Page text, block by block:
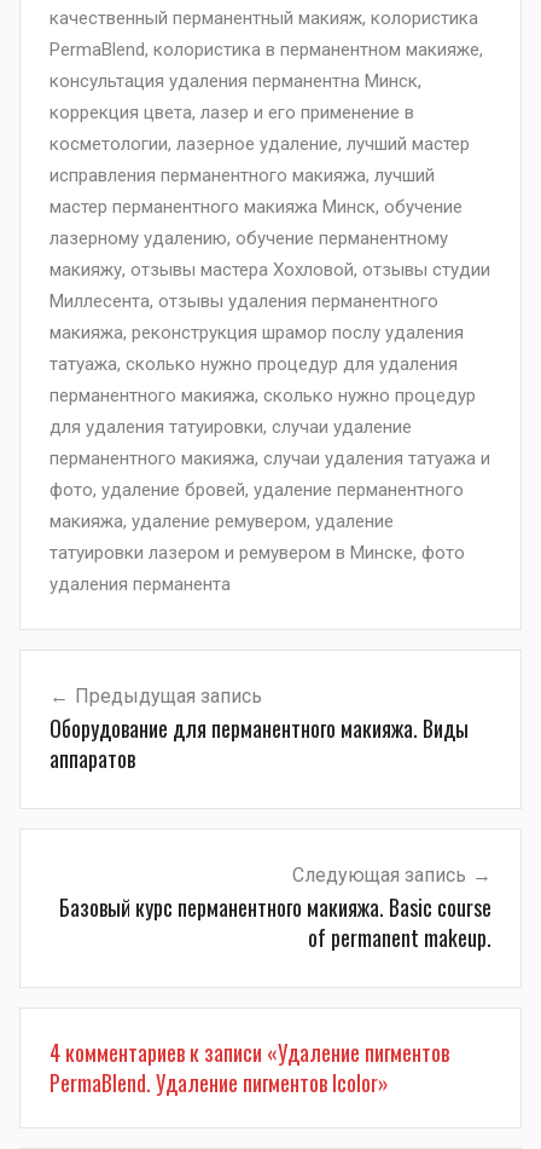
качественный перманентный макияж, колористика
PermaBlend, колористика в перманентном макияже,
консультация удаления перманентна Минск,
коррекция цвета, лазер и его применение в
косметологии, лазерное удаление, лучший мастер
исправления перманентного макияжа, лучший
мастер перманентного макияжа Минск, обучение
лазерному удалению, обучение перманентному
макияжу, отзывы мастера Хохловой, отзывы студии
Миллесента, отзывы удаления перманентного
макияжа, реконструкция шрамор послу удаления
татуажа, сколько нужно процедур для удаления
перманентного макияжа, сколько нужно процедур
для удаления татуировки, случаи удаление
перманентного макияжа, случаи удаления татуажа и
фото, удаление бровей, удаление перманентного
макияжа, удаление ремувером, удаление
татуировки лазером и ремувером в Минске, фото
удаления перманента
по
записям
Предыдущая запись
Оборудование для перманентного макияжа. Виды
аппаратов
Следующая запись
Базовый курс перманентного макияжа. Basic course
of permanent makeup.
4 комментариев к записи «Удаление пигментов
PermaBlend. Удаление пигментов Icolor»